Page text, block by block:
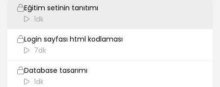
Eğitim setinin tanıtımı
1dk
Login sayfası html kodlaması
7dk
Database tasarımı
1dk